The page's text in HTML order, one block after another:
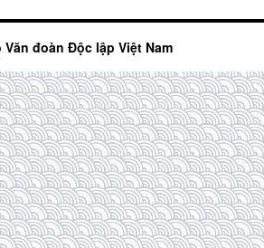
đoàn Độc lập Việt Nam